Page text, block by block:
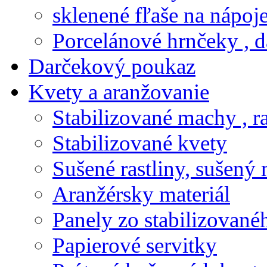
sklenené fľaše na
Porcelánové hrnčeky ,
Darčekový poukaz
Kvety a aranžovanie
Stabilizované machy ,
Stabilizované kvety
Sušené rastliny,
Aranžérsky materiál
Panely zo
Papierové servitky